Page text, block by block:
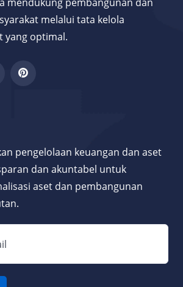
melalui tata kelola
yang optimal.
pengelolaan keuangan dan aset
dan akuntabel untuk
aset dan pembangunan